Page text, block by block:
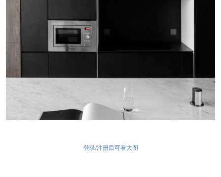
登录/注册后可看大图